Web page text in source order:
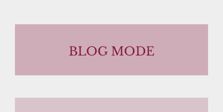
BLOG MODE